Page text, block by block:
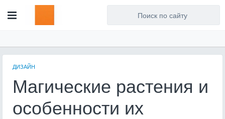
ДИЗАЙН
Магические растения и
особенности их
Для любых предложений по
сайту: artist71@cp9.ru